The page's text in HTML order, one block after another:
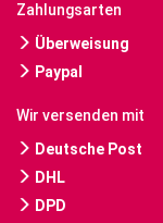
Zahlungsarten
Überweisung
Paypal
Wir versenden mit
Deutsche Post
DHL
DPD